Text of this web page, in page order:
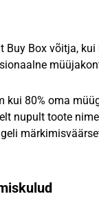
Buy Box võitja,
kui 80% oma
nupult toote